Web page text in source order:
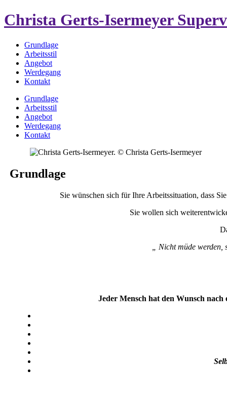
Christa Gerts-Isermeyer
Grundlage
Arbeitsstil
Angebot
Werdegang
Kontakt
Grundlage
Arbeitsstil
Angebot
Werdegang
Kontakt
Grundlage
Sie wünschen sich für Ihre Arbeitssituation, dass
Sie wollen sich
„ Nicht müde
Jeder Mensch hat den Wunsch